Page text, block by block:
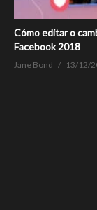
Cómo editar o
Facebook 2018
Jane Bond 13/12/